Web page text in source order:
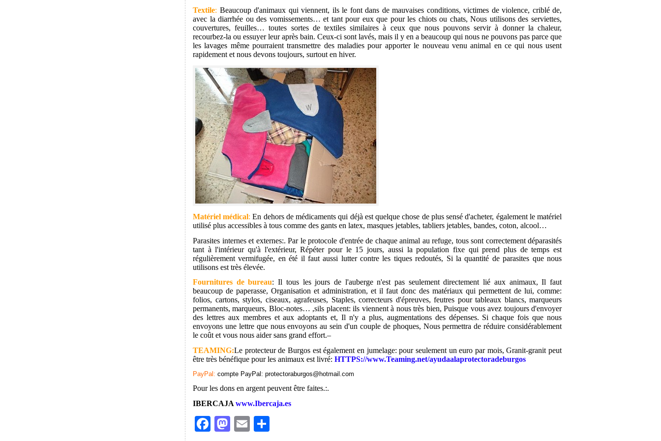
Textile: Beaucoup d'animaux qui viennent, ils le font dans de mauvaises conditions, victimes de violence, criblé de,
avec la diarrhée ou des vomissements… et tant pour eux que pour les chiots ou chats, Nous utilisons des serviettes,
couvertures, feuilles… toutes sortes de textiles similaires à ceux que nous pouvons servir à donner la chaleur,
recourbez-la ou essuyer leur après bain. Ceux-ci sont lavés, mais il y en a beaucoup qui nous ne pouvons pas parce que
les lavages même pourraient transmettre des maladies pour apporter le nouveau venu animal en ce qui nous usent
rapidement et nous devons toujours, surtout en hiver.
Matériel médical: En dehors de médicaments qui déjà est quelque chose de plus sensé d'acheter, également le matériel
utilisé plus accessibles à tous comme des gants en latex, masques jetables, tabliers jetables, bandes, coton, alcool…
Parasites internes et externes:. Par le protocole d'entrée de chaque animal au refuge, tous sont correctement déparasités
tant à l'intérieur qu'à l'extérieur, Répéter pour le 15 jours, aussi la population fixe qui prend plus de temps est
régulièrement vermifugée, en été il faut aussi lutter contre les tiques redoutés, Si la quantité de parasites que nous
utilisons est très élevée.
Fournitures de bureau: Il tous les jours de l'auberge n'est pas seulement directement lié aux animaux, Il faut
beaucoup de paperasse, Organisation et administration, et il faut donc des matériaux qui permettent de lui, comme:
folios, cartons, stylos, ciseaux, agrafeuses, Staples, correcteurs d'épreuves, feutres pour tableaux blancs, marqueurs
permanents, marqueurs, Bloc-notes… ,sils placent: ils viennent à nous très bien, Puisque vous avez toujours d'envoyer
des lettres aux membres et aux adoptants et, Il n'y a plus, augmentations des dépenses. Si chaque fois que nous
envoyons une lettre que nous envoyons au sein d'un couple de phoques, Nous permettra de réduire considérablement
le coût et vous nous aider sans grand effort.–
TEAMING:Le protecteur de Burgos est également en jumelage: pour seulement un euro par mois, Granit-granit peut
être très bénéfique pour les animaux est livré: HTTPS://www.Teaming.net/ayudaalaprotectoradeburgos
PayPal: compte PayPal: protectoraburgos@hotmail.com
Pour les dons en argent peuvent être faites.:.
IBERCAJA www.Ibercaja.es
F
M E